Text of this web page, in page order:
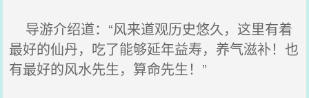
导游介绍道：“风来道观历史悠久，这里有着
最好的仙丹，吃了能够延年益寿，养气滋补！也
有最好的风水先生，算命先生！”